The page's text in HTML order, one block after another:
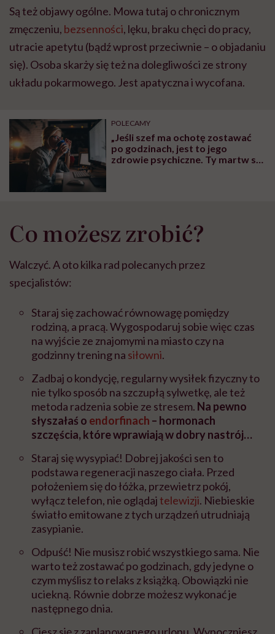
Są też objawy ogólne. Mowa tutaj o chronicznym
zmęczeniu, bezsenności, lęku, braku chęci do pracy,
utracie apetytu (bądź wprost przeciwnie – o objadaniu
się). Osoba skarży się też na dolegliwości ze strony
układu pokarmowego. Jest apatyczna i wycofana.
POLECAMY
„Jeśli szef ma ochotę zostawać
po godzinach, jest to jego
zdrowie psychiczne. Ty martw się
Co możesz zrobić?
Walczyć. A oto kilka rad polecanych przez
specjalistów:
Staraj się zachować równowagę pomiędzy
rodziną, a pracą. Wygospodaruj sobie więc czas
na wyjście ze znajomymi na miasto czy na
godzinny trening na siłowni.
Zadbaj o kondycję, regularny wysiłek fizyczny to
nie tylko sposób na szczupłą sylwetkę, ale też
metoda radzenia sobie ze stresem. Na pewno
słyszałaś o endorfinach – hormonach
szczęścia, które wprawiają w dobry nastrój…
Staraj się wysypiać! Dobrej jakości sen to
podstawa regeneracji naszego ciała. Przed
położeniem się do łóżka, przewietrz pokój,
wyłącz telefon, nie oglądajtelewizji. Niebieskie
światło emitowane z tych urządzeń utrudniają
zasypianie.
Odpuść! Nie musisz robić wszystkiego sama. Nie
warto też zostawać po godzinach, gdy jedyne o
czym myślisz to relaks z książką. Obowiązki nie
uciekną. Równie dobrze możesz wykonać je
następnego dnia.